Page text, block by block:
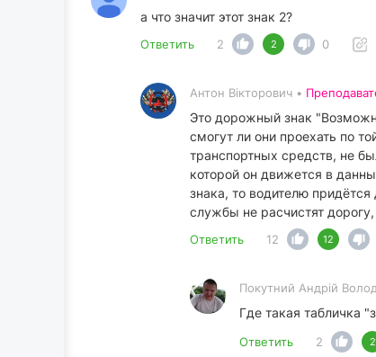
а что значит этот знак 2?
Ответить 2 2 0
Антон Вікторович •
Это дорожный знак
смогут ли они проехать по
транспортных средств, не
которой он движется в
знака, то водителю
службы не расчистят
Ответить 12 12
Покутний Андрiй
Где такая табличка
Ответить 2 2